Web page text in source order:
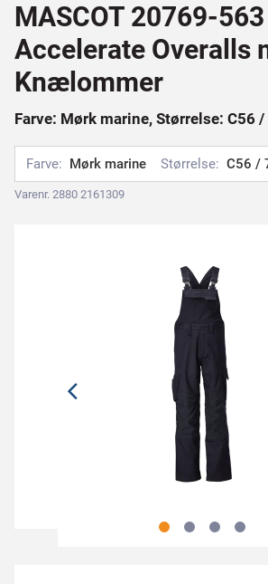
MASCOT 20769-563
Accelerate Overalls
Knælommer
Farve: Mørk marine, Størrelse: C56 /
Farve: Mørk marine Størrelse: C56 /
Varenr. 2880 2161309